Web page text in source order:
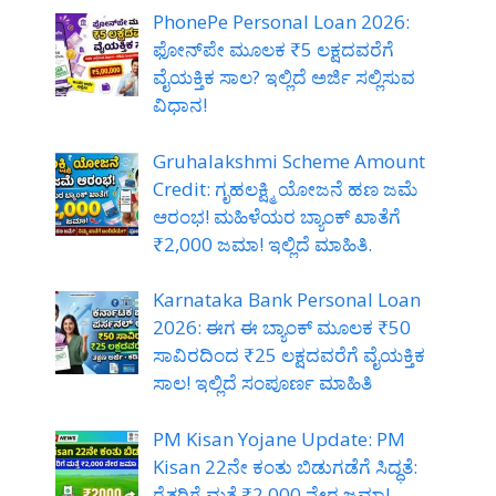
PhonePe Personal Loan 2026:
ಫೋನ್‌ಪೇ ಮೂಲಕ ₹5 ಲಕ್ಷದವರೆಗೆ
ವೈಯಕ್ತಿಕ ಸಾಲ? ಇಲ್ಲಿದೆ ಅರ್ಜಿ ಸಲ್ಲಿಸುವ
ವಿಧಾನ!
Gruhalakshmi Scheme Amount
Credit: ಗೃಹಲಕ್ಷ್ಮಿ ಯೋಜನೆ ಹಣ ಜಮೆ
ಆರಂಭ! ಮಹಿಳೆಯರ ಬ್ಯಾಂಕ್ ಖಾತೆಗೆ
₹2,000 ಜಮಾ! ಇಲ್ಲಿದೆ ಮಾಹಿತಿ.
Karnataka Bank Personal Loan
2026: ಈಗ ಈ ಬ್ಯಾಂಕ್ ಮೂಲಕ ₹50
ಸಾವಿರದಿಂದ ₹25 ಲಕ್ಷದವರೆಗೆ ವೈಯಕ್ತಿಕ
ಸಾಲ! ಇಲ್ಲಿದೆ ಸಂಪೂರ್ಣ ಮಾಹಿತಿ
PM Kisan Yojane Update: PM
Kisan 22ನೇ ಕಂತು ಬಿಡುಗಡೆಗೆ ಸಿದ್ಧತೆ: